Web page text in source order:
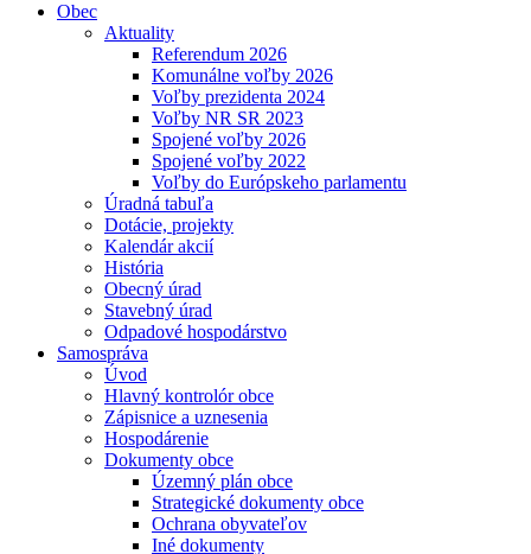
Obec
Aktuality
Referendum 2026
Komunálne voľby 2026
Voľby prezidenta 2024
Voľby NR SR 2023
Spojené voľby 2026
Spojené voľby 2022
Voľby do Európskeho parlamentu
Úradná tabuľa
Dotácie, projekty
Kalendár akcií
História
Obecný úrad
Stavebný úrad
Odpadové hospodárstvo
Samospráva
Úvod
Hlavný kontrolór obce
Zápisnice a uznesenia
Hospodárenie
Dokumenty obce
Územný plán obce
Strategické dokumenty obce
Ochrana obyvateľov
Iné dokumenty